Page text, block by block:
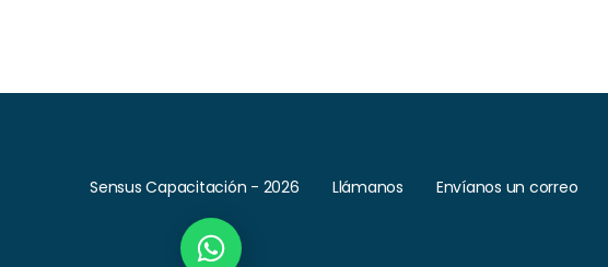
Sensus Capacitación - 2026 Llámanos Envíanos un correo
Habla con un asesor